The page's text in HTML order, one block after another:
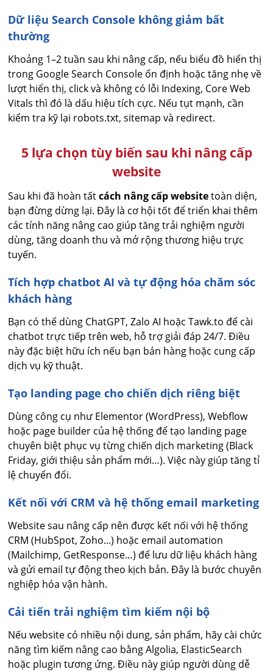
Dữ liệu Search Console không giảm bất
thường
Khoảng 1–2 tuần sau khi nâng cấp, nếu biểu đồ hiển thị
trong Google Search Console ổn định hoặc tăng nhẹ về
lượt hiển thị, click và không có lỗi Indexing, Core Web
Vitals thì đó là dấu hiệu tích cực. Nếu tụt mạnh, cần
kiểm tra kỹ lại robots.txt, sitemap và redirect.
5 lựa chọn tùy biến sau khi nâng cấp
website
Sau khi đã hoàn tấtcách nâng cấp websitetoàn diện,
bạn đừng dừng lại. Đây là cơ hội tốt để triển khai thêm
các tính năng nâng cao giúp tăng trải nghiệm người
dùng, tăng doanh thu và mở rộng thương hiệu trực
tuyến.
Tích hợp chatbot AI và tự động hóa chăm sóc
khách hàng
Bạn có thể dùng ChatGPT, Zalo AI hoặc Tawk.to để cài
chatbot trực tiếp trên web, hỗ trợ giải đáp 24/7. Điều
này đặc biệt hữu ích nếu bạn bán hàng hoặc cung cấp
dịch vụ kỹ thuật.
Tạo landing page cho chiến dịch riêng biệt
Dùng công cụ như Elementor (WordPress), Webflow
hoặc page builder của hệ thống để tạo landing page
chuyên biệt phục vụ từng chiến dịch marketing (Black
Friday, giới thiệu sản phẩm mới…). Việc này giúp tăng tỉ
lệ chuyển đổi.
Kết nối với CRM và hệ thống email marketing
Website sau nâng cấp nên được kết nối với hệ thống
CRM (HubSpot, Zoho...) hoặc email automation
(Mailchimp, GetResponse…) để lưu dữ liệu khách hàng
và gửi email tự động theo kịch bản. Đây là bước chuyên
nghiệp hóa vận hành.
Cải tiến trải nghiệm tìm kiếm nội bộ
Nếu website có nhiều nội dung, sản phẩm, hãy cài chức
năng tìm kiếm nâng cao bằng Algolia, ElasticSearch
hoặc plugin tương ứng. Điều này giúp người dùng dễ